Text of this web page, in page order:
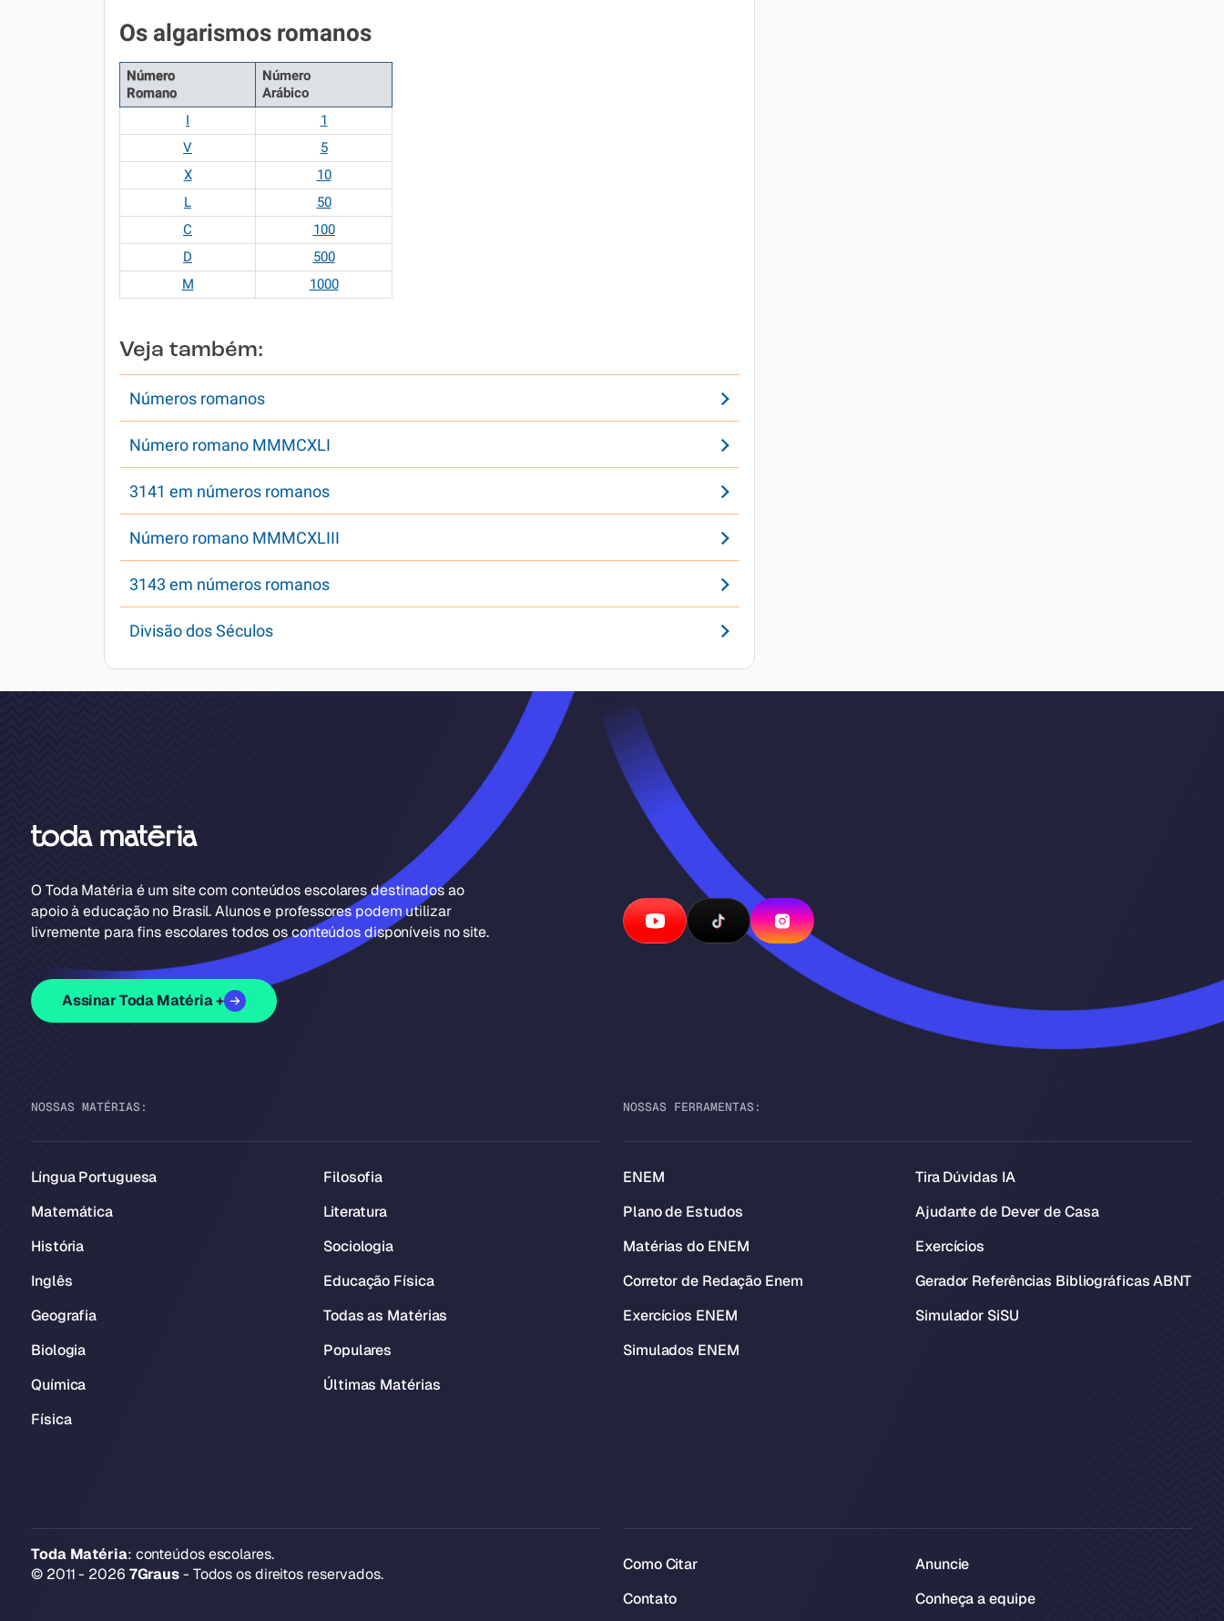
Os algarismos romanos
Número
Romano
Número
Arábico
I
1
V
5
X
10
L
50
C
100
D
500
M
1000
Veja também:
Números romanos
Número romano MMMCXLI
3141 em números romanos
Número romano MMMCXLIII
3143 em números romanos
Divisão dos Séculos
O Toda Matéria é um site com conteúdos escolares destinados ao
apoio à educação no Brasil. Alunos e professores podem utilizar
livremente para fins escolares todos os conteúdos disponíveis no site.
Assinar Toda Matéria +
NOSSAS MATÉRIAS:
Língua Portuguesa
Matemática
História
Inglês
Geografia
Biologia
Química
Física
Filosofia
Literatura
Sociologia
Educação Física
Todas as Matérias
Populares
Últimas Matérias
NOSSAS FERRAMENTAS:
ENEM
Plano de Estudos
Matérias do ENEM
Corretor de Redação Enem
Exercícios ENEM
Simulados ENEM
Tira Dúvidas IA
Ajudante de Dever de Casa
Exercícios
Gerador Referências Bibliográficas ABNT
Simulador SiSU
Toda Matéria: conteúdos escolares.
© 2011 - 2026 7Graus- Todos os direitos reservados.
Como Citar
Contato
Anuncie
Conheça a equipe